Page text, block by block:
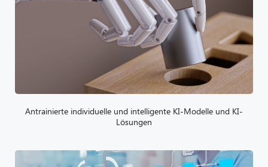
Antrainierte individuelle und intelligente KI-Modelle und KI-
Lösungen